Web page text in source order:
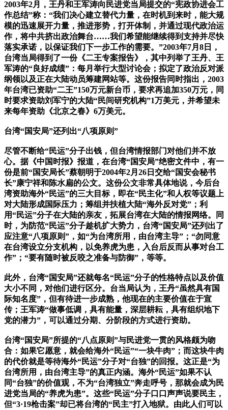
2003年2月，王丹和王军涛向民进党当局提交的“宪政协进会工
作总结”称：“我们决心建立替代力量，在时机到来时，能大规
模的迅速展开力量，推进形势，打开体制，并通过现代政治运
作，将中共挤出政治舞台……我们希望能继续得到支持并尽快
落实承诺，以保证我们下一步工作的需要。”2003年7月8日，
台湾当局得到了一份《二王专案报告》，其中列举了王丹、王
军涛的“良好成绩”：每月举行大型讨论会；拟定了政治反对派
纲领以及正在大陆动员筹建网站等。这份报告同时指出，2003
年台湾已资助“二王”150万元新台币，要求再追加350万元，同
时要求资助刘军宁的大陆“民间研究机构”1万美元，并希望未
来每年资助《北京之春》6万美元。
台湾“国安局”还列出“八项原则”
尽管不断给“民运”分子出钱，但台湾情报部门对他们并不放
心。据《中国时报》报道，在台湾“国安局”绝密文件中，有一
份是前“国安局长”蔡朝明于2004年2月26日交给“国安会秘书
长”康宁祥和陈水扁的公文。这份公文非常具体地说，今后台
湾资助海外“民运”的三大目标，即在“民主化”和人权等议题上
对大陆形成国际压力；筹组并扶植大陆“海外反对党”；利
用“民运”分子在大陆的亲友，拓展台湾在大陆的情报网络。同
时，为防范“民运”分子趁机扩大势力，台湾“国安局”还列出了
应注意“八项原则”，如“为台湾所用，由台湾主导”；“勿同意
在台湾设立分支机构，以免养虎为患，入台后反而从事对台工
作”；“要有随时被反咬之准备与防御”，等等。
此外，台湾“国安局”还就每名“民运”分子的性格特点以及价值
大小不同，对他们进行区分。台当局认为，王丹“虽然具有国
际知名度”，但有待进一步成熟，他现在的主要价值在于宣
传；王军涛“做事低调，具有能量，深层耕耘，具有组织地下
党的潜力”，可以通过分期、分阶段的方式进行资助。
台湾“国安局”所提的“八点原则”与民进党一贯的风格颇为吻
合：如果它愿意，就会给海外“民运”“一块牛肉”；而这块牛肉
的代价就是等待海外“民运”分子对“台独”的回报。这正是“为
台湾所用，由台湾主导”的真正内涵。海外“民运”如果不认
同“台独”的价值观，不为“台湾独立”奔走呼号，那就会成为民
进党当局的“养虎为患”。这些“民运”分子口口声声说要民主，
但“3·19枪击案”却已将台湾的“民主”打入地狱。由此人们可以